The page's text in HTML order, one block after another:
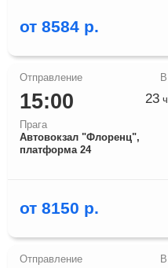
от 8584 р.
15:00
Прага
Автовокзал "Флоренц",
платформа 24
23ч
от 8150 р.